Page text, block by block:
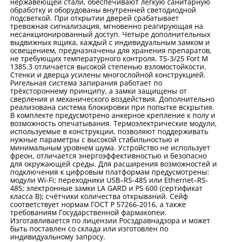
обработку и оборудованы внутренней светодиодной
подсветкой. При открытии дверей срабатывает
тревожная сигнализация, мгновенно реагирующая на
несанкционированный доступ. Четыре дополнительных
выдвижных ящика, каждый с индивидуальным замком и
освещением, предназначены для хранения препаратов,
не требующих температурного контроля. TS-3/25 Fort М
1385.3 отличается высокой степенью взломостойкости.
Стенки и дверца усилены многослойной конструкцией.
Ригельная система запирания работает по
трёхстороннему принципу, а замки защищены от
сверления и механического воздействия. Дополнительно
реализована система блокировки при попытке вскрытия.
В комплекте предусмотрено анкерное крепление к полу и
возможность опечатывания. Термоэлектрические модули,
используемые в конструкции, позволяют поддерживать
нужные параметры с высокой стабильностью и
минимальным уровнем шума. Устройство не использует
фреон, отличается энергоэффективностью и безопасно
для окружающей среды. Для расширения возможностей и
подключения к цифровым платформам предусмотрены:
модули Wi-Fi; переходники USB–RS-485 или Ethernet–RS-
485; электронные замки LA GARD и PS 600 (сертификат
класса B); счётчики количества открываний. Сейф
соответствует нормам ГОСТ Р 57266-2016, а также
требованиям Государственной фармакопеи.
Изготавливается по лицензии Росздравнадзора и может
быть поставлен со склада или изготовлен по
индивидуальному запросу.